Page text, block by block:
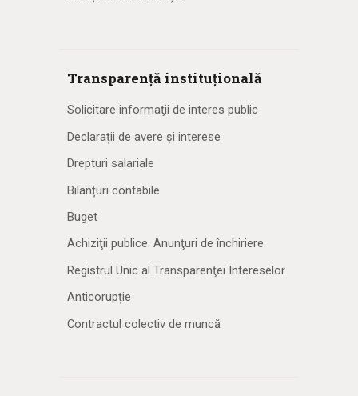
Transparență instituțională
Solicitare informaţii de interes public
Declarații de avere și interese
Drepturi salariale
Bilanțuri contabile
Buget
Achiziţii publice. Anunţuri de închiriere
Registrul Unic al Transparenţei Intereselor
Anticorupție
Contractul colectiv de muncă